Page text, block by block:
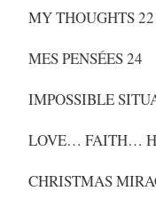
MY THOUGHTS 22
MES PENSÉES 24
IMPOSSIBLE
LOVE… FAITH…
CHRISTMAS